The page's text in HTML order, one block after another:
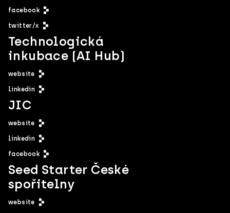
facebook
twitter/x
Technologická
inkubace (AI Hub)
website
linkedin
JIC
website
linkedin
facebook
Seed Starter České
spořitelny
website